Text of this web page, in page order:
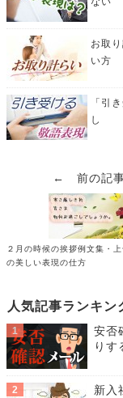
お取
い方
「引
し
← 前の記
２月の時候の挨拶例文集・
の美しい表現の仕方
人気記事ランキン
安否
りす
新入